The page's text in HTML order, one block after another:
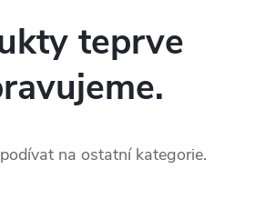
teprve
na ostatní kategorie.